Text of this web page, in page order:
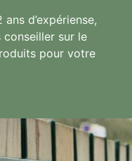
d’expériense,
conseiller sur le
pour votre